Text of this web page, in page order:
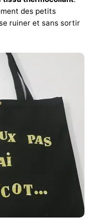
des petits
ruiner et sans sortir